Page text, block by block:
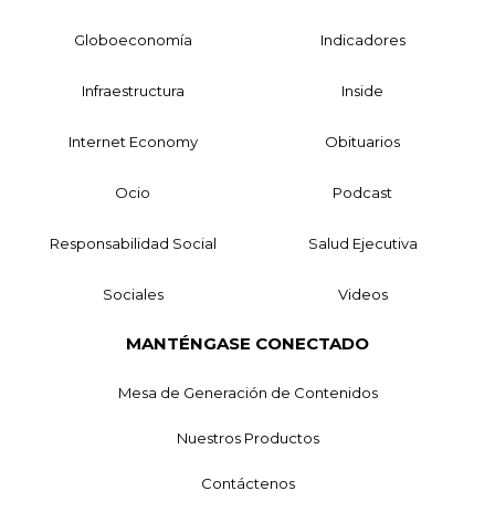
Globoeconomía Indicadores
Infraestructura Inside
Internet Economy Obituarios
Ocio Podcast
Responsabilidad Social Salud Ejecutiva
Sociales Videos
MANTÉNGASE CONECTADO
Mesa de Generación de Contenidos
Nuestros Productos
Contáctenos